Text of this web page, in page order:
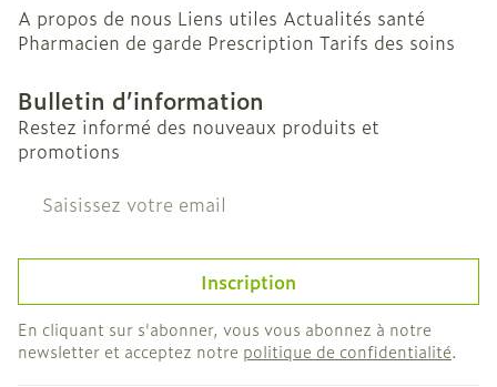
A propos de nous Liens utiles Actualités santé
Pharmacien de garde Prescription Tarifs des soins
Bulletin d’information
Restez informé des nouveaux produits et
promotions
Adresse mail
Inscription
En cliquant sur s'abonner, vous vous abonnez à notre
newsletter et acceptez notre politique de confidentialité.